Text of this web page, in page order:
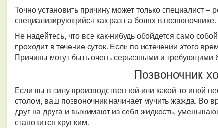
Точно установить причину может только специалист –
специализирующийся как раз на болях в позвоночнике.
Не надейтесь, что все как-нибудь обойдется само
проходит в течение суток. Если по истечении этого
Причины могут быть очень серьезными и требующими
Позвоночник
Если вы в силу производственной или какой-то иной
столом, ваш позвоночник начинает мучить жажда. Во
друг на друга и выжимают из себя жидкость,
становится хрупким.